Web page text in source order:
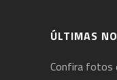
ÚLTIMAS
Confira fotos